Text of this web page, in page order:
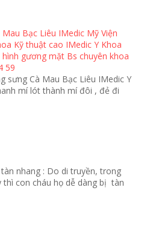
Bạc Liêu IMedic Mỹ Viện
Kỹ thuật cao IMedic Y Khoa
gương mặt Bs chuyên khoa
59
sưng Cà Mau Bạc Liêu IMedic Y
mí lót thành mí đôi , đẻ đi
nhang : Do di truyền, trong
thì con cháu họ dễ dàng bị tàn